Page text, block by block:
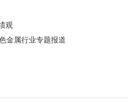
观
金属行业专题报道